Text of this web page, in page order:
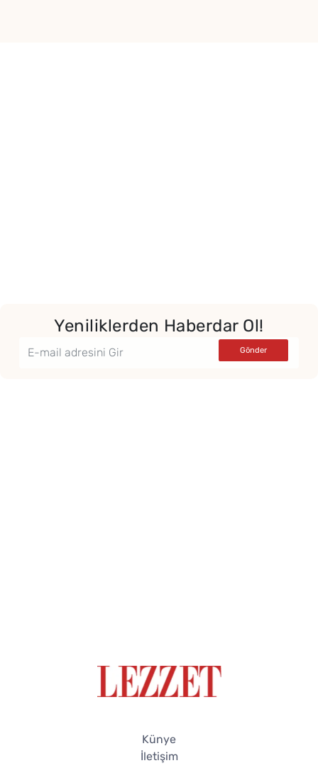
Yeniliklerden Haberdar Ol!
Künye
İletişim